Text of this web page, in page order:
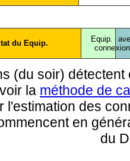
du Equip.
Equip.
conne
(du soir)
la méthode de
l'estimation des
en
du